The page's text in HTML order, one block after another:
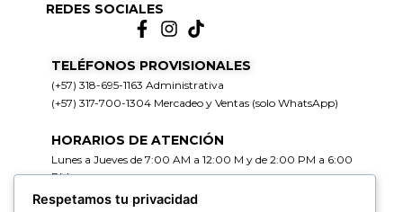
REDES SOCIALES
TELÉFONOS PROVISIONALES
(+57) 318-695-1163 Administrativa
(+57) 317-700-1304 Mercadeo y Ventas (solo WhatsApp)
HORARIOS DE ATENCIÓN
Lunes a Jueves de 7:00 AM a 12:00 M y de 2:00 PM a 6:00
PM
Viernes de 7:00 AM a 12:00 M y de 2:00 PM a 5:00 PM
Respetamos tu privacidad